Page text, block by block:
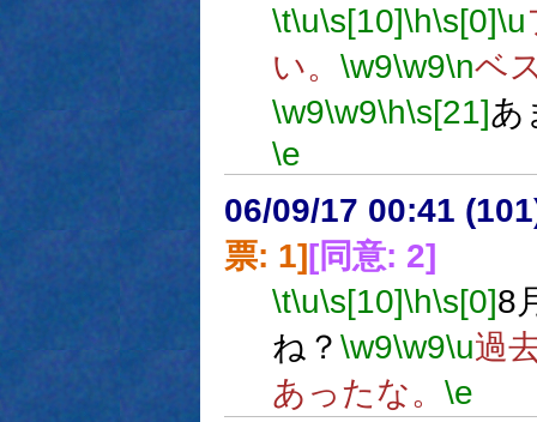
\t\u\s[10]\h\s[0]\u
い。 \w9\w9\nベ
\w9\w9\h\s[21]あ
\e
06/09/17 00:41
票: 1][同意: 2]
\t\u\s[10]\h\s[0]8
ね？ \w9\w9\u過
あったな。 \e